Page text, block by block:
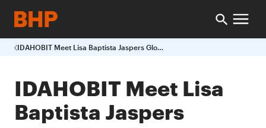
IDAHOBIT Meet Lisa Baptista Jaspers Global Lead
IDAHOBIT Meet Lisa
Baptista Jaspers